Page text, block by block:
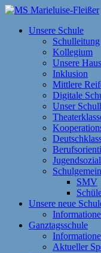
Zum
springen
MS Marieluise-Fleißer
Asamstraße 57 85053
Unsere Schule
Schulleitung
Kollegium
Unsere
Inklusion
Mittlere
Digitale
Unser
SMV
Unsere neue
Ganztagsschule
Aktueller